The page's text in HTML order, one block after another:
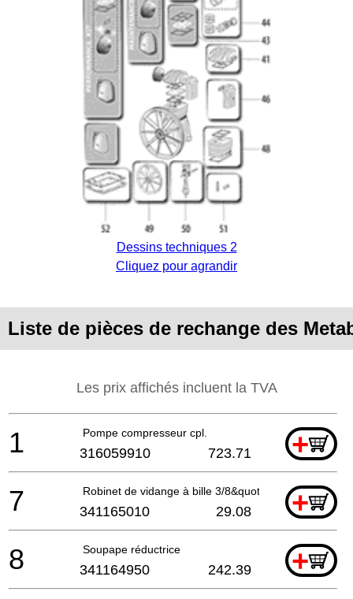
Dessins techniques 2
Cliquez pour agrandir
Liste de pièces de rechange des
Les prix affichés incluent la TVA
Pompe compresseur cpl. +
1 316059910 723.71
Robinet de vidange à bille 3/8&quot; +
7 341165010 29.08
Soupape réductrice +
8 341164950 242.39